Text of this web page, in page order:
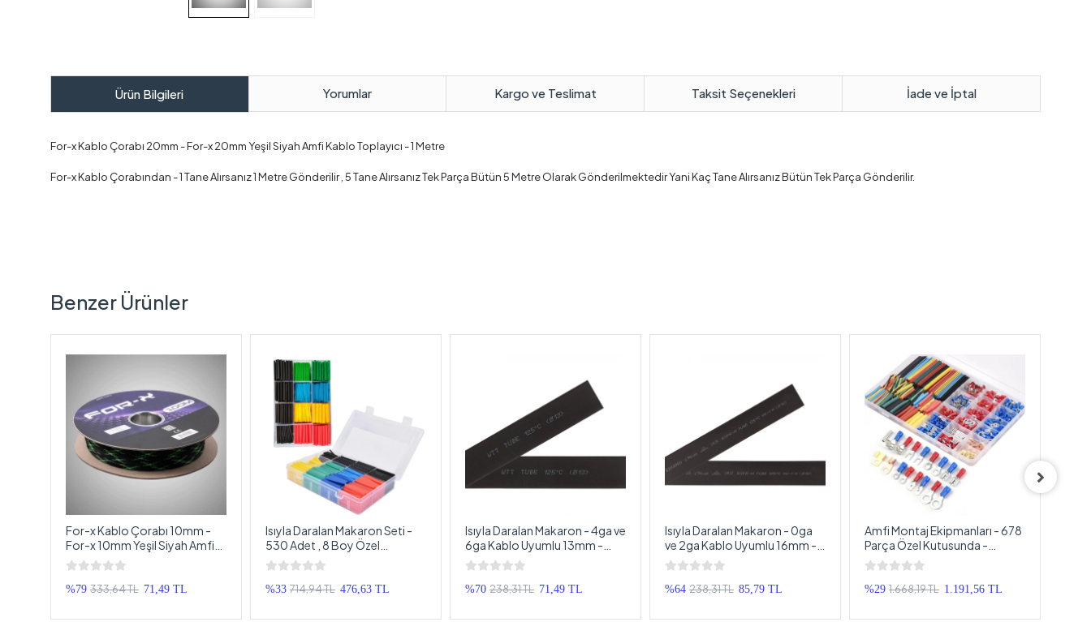
Ürün Bilgileri Yorumlar Kargo ve Teslimat Taksit Seçenekleri İade ve İptal
For-x Kablo Çorabı 20mm - For-x 20mm Yeşil Siyah Amfi Kablo Toplayıcı - 1 Metre
For-x Kablo Çorabından - 1 Tane Alırsanız 1 Metre Gönderilir , 5 Tane Alırsanız Tek Parça Bütün 5 Metre Olarak Gönderilmektedir Yani Kaç Tane Alırsanız Bütün Tek Parça Gönderilir.
Benzer Ürünler
For-x Kablo Çorabı 10mm -
For-x 10mm Yeşil Siyah Amfi
Kablo Toplayıcı - 1 Metre
%79 333,64 TL 71,49 TL
Isıyla Daralan Makaron Seti -
530 Adet , 8 Boy Özel
Kutusunda - Isıyla Daralan
Makoron
%33 714,94 TL 476,63 TL
Isıyla Daralan Makaron - 4ga ve
6ga Kablo Uyumlu 13mm -
Isıyla Daralan Makoron - 1
Metre
%70 238,31 TL 71,49 TL
Isıyla Daralan Makaron - 0ga
ve 2ga Kablo Uyumlu 16mm -
Isıyla Daralan Makoron - 1
Metre
%64 238,31 TL 85,79 TL
Amfi Montaj Ekipmanları - 678
Parça Özel Kutusunda -
Makaron , Pabuç , İzoleli
Terminal
%29 1.668,19 TL 1.191,56 TL